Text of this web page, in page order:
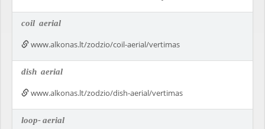
coil aerial
www.alkonas.lt/zodzio/coil-aerial/vertimas
dish aerial
www.alkonas.lt/zodzio/dish-aerial/vertimas
loop-aerial